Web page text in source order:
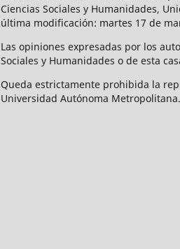
Ciencias Sociales y Humanidades,
última modificación: martes 17 de
Las opiniones expresadas por los
Sociales y Humanidades o de esta
Queda estrictamente prohibida la
Universidad Autónoma Metropolitana.